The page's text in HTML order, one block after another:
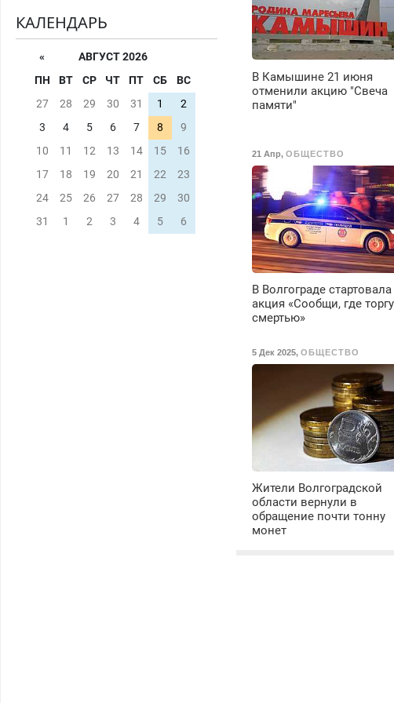
В Камышине 21 июня
отменили акцию "Свеча
памяти"
21 Апр,ОБЩЕСТВО
В Волгограде стартовала
акция «Сообщи, где
смертью»
5 Дек 2025,ОБЩЕСТВО
Жители Волгоградской
области вернули в
обращение почти тонну
монет
КАЛЕНДАРЬ
«
АВГУСТ 2026
ПН
ВТ СР ЧТ ПТ СБ
ВС
27
28 29 30 31 1
2
3
4 5 6 7 8
9
10
11 12 13 14 15
16
17
18 19 20 21 22
23
24
25 26 27 28 29
30
31
1 2 3 4 5 6